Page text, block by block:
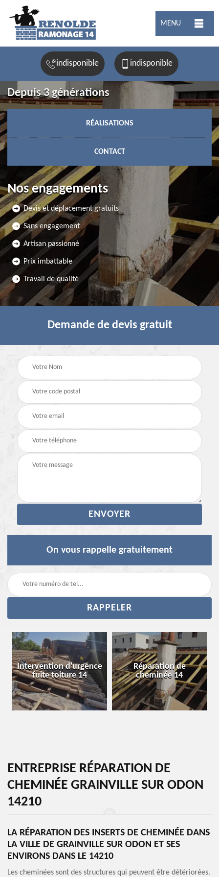
MENU
indisponible indisponible
Depuis 3 générations
RÉALISATIONS
CONTACT
Nos engagements
Devis et déplacement gratuits
Sans engagement
Artisan passionné
Prix imbattable
Travail de qualité
Demande de devis gratuit
On vous rappelle gratuitement
Intervention d'urgence
fuite toiture 14
Réparation de
cheminée 14
ENTREPRISE RÉPARATION DE
CHEMINÉE GRAINVILLE SUR ODON
14210
LA RÉPARATION DES INSERTS DE CHEMINÉE DANS
LA VILLE DE GRAINVILLE SUR ODON ET SES
ENVIRONS DANS LE 14210
Les cheminées sont des structures qui peuvent être détériorées.